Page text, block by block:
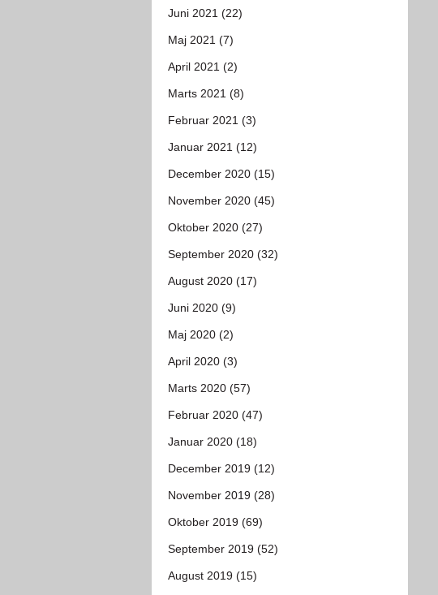
Juni 2021 (22)
Maj 2021 (7)
April 2021 (2)
Marts 2021 (8)
Februar 2021 (3)
Januar 2021 (12)
December 2020 (15)
November 2020 (45)
Oktober 2020 (27)
September 2020 (32)
August 2020 (17)
Juni 2020 (9)
Maj 2020 (2)
April 2020 (3)
Marts 2020 (57)
Februar 2020 (47)
Januar 2020 (18)
December 2019 (12)
November 2019 (28)
Oktober 2019 (69)
September 2019 (52)
August 2019 (15)